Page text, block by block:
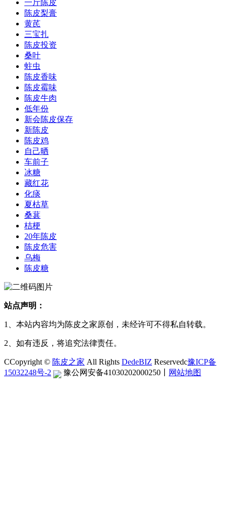
一斤陈皮
陈皮梨膏
黄芪
三宝扎
陈皮投资
桑叶
蛀虫
陈皮香味
陈皮霉味
陈皮牛肉
低年份
新会陈皮保存
新陈皮
陈皮鸡
自己晒
车前子
冰糖
藏红花
化痰
夏枯草
桑葚
桔梗
20年陈皮
陈皮危害
乌梅
陈皮糖
站点声明：
1、本站内容均为陈皮之家原创，未经许可不得私自转载。
2、如有违反，将追究法律责任。
CCopyright © 陈皮之家 All Rights DedeBIZ Reservedc豫ICP备
15032248号-2
豫公网安备41030202000250 网站地图